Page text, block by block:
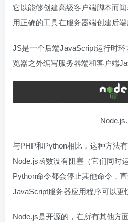
它以能够创建高级客户端脚本而
用正确的工具在服务器端创建后端
JS是一个后端JavaScript运行时
览器之外编写服务器端和客户端
Node.js.
与PHP和Python相比，这种方法
Node.js函数没有阻塞（它们同时
Python命令都会停止其他命令，
JavaScript服务器应用程序可以更
Node.js是开源的，在所有其他方